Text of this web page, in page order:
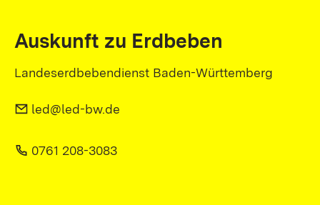
Auskunft zu Erdbeben
Landeserdbebendienst Baden-Württemberg
led@led-bw.de
0761 208-3083